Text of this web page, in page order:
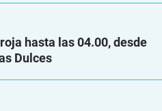
hasta las 04.00, desde
Dulces